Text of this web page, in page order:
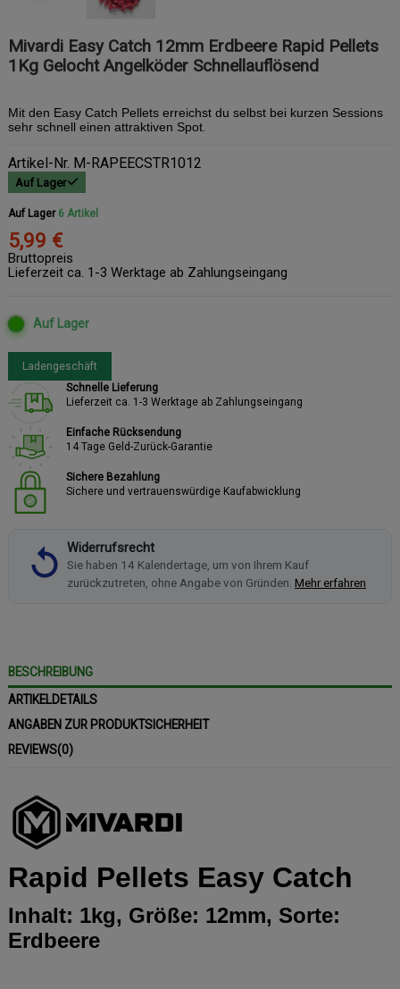
Mivardi Easy Catch 12mm Erdbeere Rapid Pellets
1Kg Gelocht Angelköder Schnellauflösend
Mit den Easy Catch Pellets erreichst du selbst bei kurzen Sessions
sehr schnell einen attraktiven Spot.
Artikel-Nr. M-RAPEECSTR1012
Auf Lager
Auf Lager 6 Artikel
5,99 €
Bruttopreis
Lieferzeit ca. 1-3 Werktage ab Zahlungseingang
Auf Lager
Ladengeschäft
Schnelle Lieferung
Lieferzeit ca. 1-3 Werktage ab Zahlungseingang
Einfache Rücksendung
14 Tage Geld-Zurück-Garantie
Sichere Bezahlung
Sichere und vertrauenswürdige Kaufabwicklung
Widerrufsrecht
Sie haben 14 Kalendertage, um von Ihrem Kauf
zurückzutreten, ohne Angabe von Gründen. Mehr erfahren
BESCHREIBUNG
ARTIKELDETAILS
ANGABEN ZUR PRODUKTSICHERHEIT
REVIEWS(0)
Rapid Pellets Easy Catch
Inhalt: 1kg, Größe: 12mm, Sorte:
Erdbeere